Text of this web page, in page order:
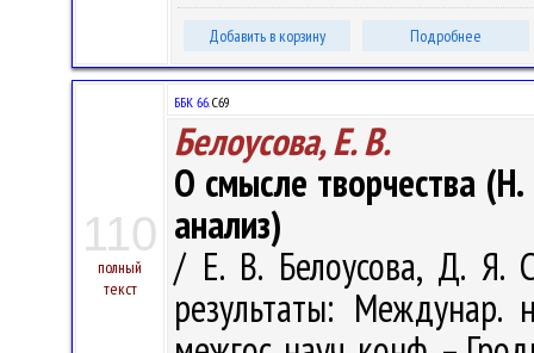
Добавить в корзину Подробнее
110
полный
текст
ББК 66.С69
Белоусова, Е. В.
О смысле творчества
анализ)
/ Е. В. Белоусова, Д. Я.
результаты: Междунар.